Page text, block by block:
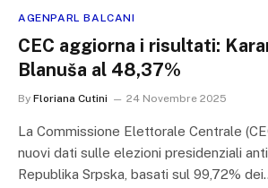
AGENPARL BALCANI
CEC aggiorna i risultati:
Blanuša al 48,37%
By Floriana Cutini 24 Novembre 2025
La Commissione Elettorale Centrale
nuovi dati sulle elezioni presidenziali
Republika Srpska, basati sul 99,72%